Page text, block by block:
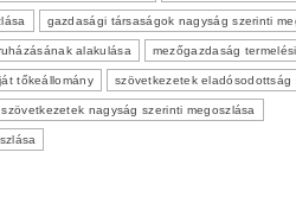
gazdasági társaságok nagyság szerinti
alakulása mezőgazdaság
tőkeállomány szövetkezetek eladósodottság
szövetkezetek nagyság szerinti megoszlása